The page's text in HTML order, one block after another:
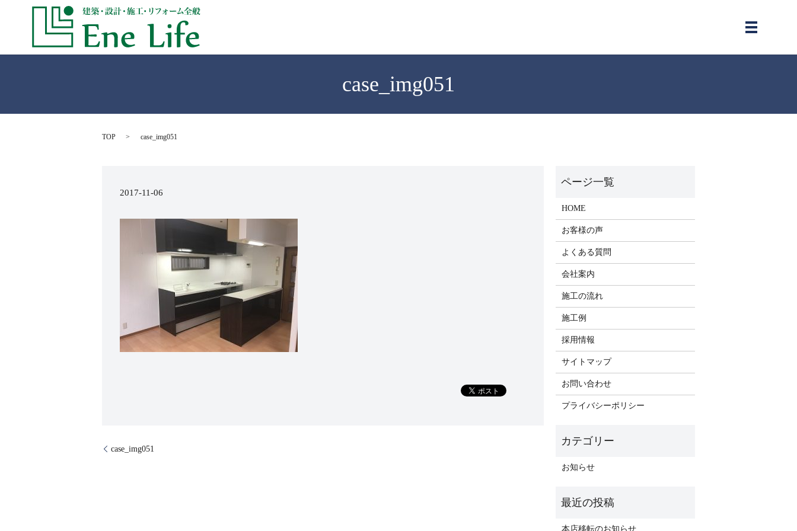
メニュー
case_img051
TOP case_img051
2017-11-06
case_img051
HOME
お客様の声
よくある質問
会社案内
施工の流れ
施工例
採用情報
サイトマップ
お問い合わせ
プライバシーポリシー
お知らせ
本店移転のお知らせ